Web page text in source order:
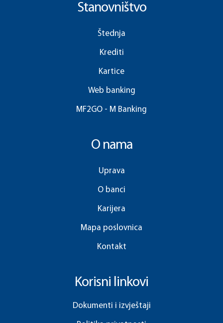
Stanovništvo
Štednja
Krediti
Kartice
Web banking
MF2GO - M Banking
O nama
Uprava
O banci
Karijera
Mapa poslovnica
Kontakt
Korisni linkovi
Dokumenti i izvještaji